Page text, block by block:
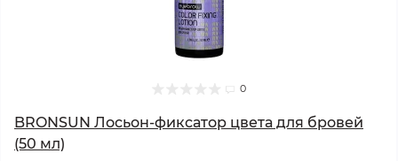
0
BRONSUN Лосьон-фиксатор цвета для бровей
(50 мл)